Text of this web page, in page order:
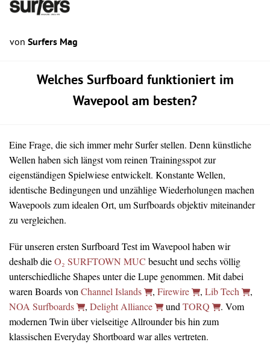
von Surfers Mag
Welches Surfboard funktioniert im
Wavepool am besten?
Eine Frage, die sich immer mehr Surfer stellen. Denn künstliche
Wellen haben sich längst vom reinen Trainingsspot zur
eigenständigen Spielwiese entwickelt. Konstante Wellen,
identische Bedingungen und unzählige Wiederholungen machen
Wavepools zum idealen Ort, um Surfboards objektiv miteinander
zu vergleichen.
Für unseren ersten Surfboard Test im Wavepool haben wir
deshalb dieO₂ SURFTOWN MUC besucht und sechs völlig
unterschiedliche Shapes unter die Lupe genommen. Mit dabei
waren Boards von Channel Islands , Firewire , Lib Tech
,
NOA Surfboards
, Delight Alliance und TORQ
. Vom
modernen Twin über vielseitige Allrounder bis hin zum
klassischen Everyday Shortboard war alles vertreten.